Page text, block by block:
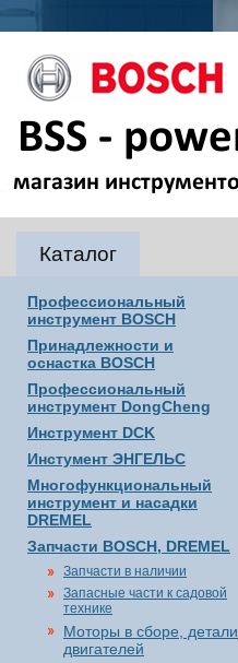
Каталог
Профессиональный
инструмент BOSCH
Принадлежности и
оснастка BOSCH
Профессиональный
инструмент DongCheng
Инструмент DCK
Инстумент ЭНГЕЛЬС
Многофункциональный
инструмент и насадки
DREMEL
Запчасти BOSCH, DREMEL
Запчасти в наличии
Запасные части к садовой
технике
Моторы в сборе, детали
двигателей